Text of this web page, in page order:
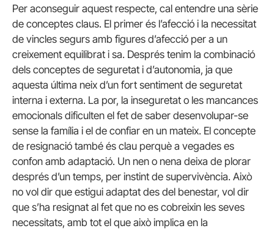
Per aconseguir aquest respecte, cal entendre una sèrie
de conceptes claus. El primer és l’afecció i la necessitat
de vincles segurs amb figures d’afecció per a un
creixement equilibrat i sa. Després tenim la combinació
dels conceptes de seguretat i d’autonomia, ja que
aquesta última neix d’un fort sentiment de seguretat
interna i externa. La por, la inseguretat o les mancances
emocionals dificulten el fet de saber desenvolupar-se
sense la família i el de confiar en un mateix. El concepte
de resignació també és clau perquè a vegades es
confon amb adaptació. Un nen o nena deixa de plorar
després d’un temps, per instint de supervivència. Això
no vol dir que estigui adaptat des del benestar, vol dir
que s’ha resignat al fet que no es cobreixin les seves
necessitats, amb tot el que això implica en la